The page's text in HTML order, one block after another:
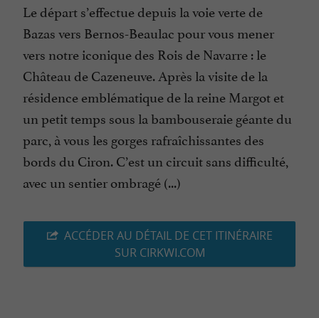
Le départ s’effectue depuis la voie verte de
Bazas vers Bernos-Beaulac pour vous mener
vers notre iconique des Rois de Navarre : le
Château de Cazeneuve. Après la visite de la
résidence emblématique de la reine Margot et
un petit temps sous la bambouseraie géante du
parc, à vous les gorges rafraîchissantes des
bords du Ciron. C’est un circuit sans difficulté,
avec un sentier ombragé (...)
ACCÉDER AU DÉTAIL DE CET ITINÉRAIRE
SUR CIRKWI.COM